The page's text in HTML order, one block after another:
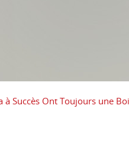
Succès Ont Toujours une